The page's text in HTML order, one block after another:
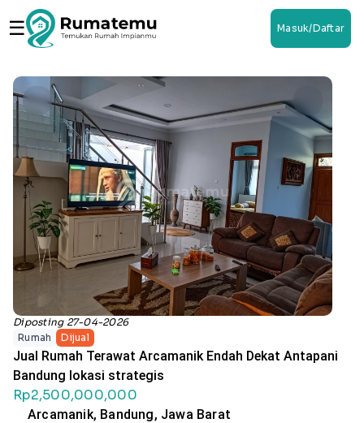
☰ Masuk/Daftar
Diposting 27-04-2026
Rumah
Dijual
Jual Rumah Terawat Arcamanik Endah Dekat Antapani
Bandung lokasi strategis
Rp2,500,000,000
Arcamanik, Bandung, Jawa Barat